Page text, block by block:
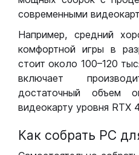
современными
Например, средний
комфортной игры в
стоит около 100–120
включает
достаточный объем
видеокарту уровня RTX
Как собрать РС